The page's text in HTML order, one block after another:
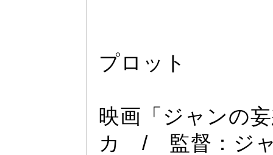
プロ ッ ト
映画「ジ ャ ンの
カ / 監督：ジ